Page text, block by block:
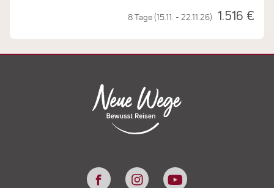
8 Tage (15.11. - 22.11.26) 1.516 €